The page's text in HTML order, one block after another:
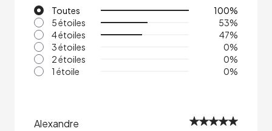
Toutes
100%
5 étoiles
53%
4 étoiles
47%
3 étoiles
0%
2 étoiles
0%
1 étoile
0%
Alexandre